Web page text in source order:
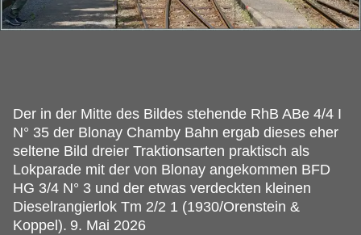
Der in der Mitte des Bildes stehende RhB ABe 4/4 I
N° 35 der Blonay Chamby Bahn ergab dieses eher
seltene Bild dreier Traktionsarten praktisch als
Lokparade mit der von Blonay angekommen BFD
HG 3/4 N° 3 und der etwas verdeckten kleinen
Dieselrangierlok Tm 2/2 1 (1930/Orenstein &
Koppel). 9. Mai 2026